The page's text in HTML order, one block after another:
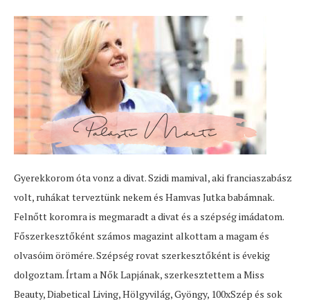
Gyerekkorom óta vonz a divat. Szidi mamival, aki franciaszabász
volt, ruhákat terveztünk nekem és Hamvas Jutka babámnak.
Felnőtt koromra is megmaradt a divat és a szépség imádatom.
Főszerkesztőként számos magazint alkottam a magam és
olvasóim örömére. Szépség rovat szerkesztőként is évekig
dolgoztam. Írtam a Nők Lapjának, szerkesztettem a Miss
Beauty, Diabetical Living, Hölgyvilág, Gyöngy, 100xSzép és sok